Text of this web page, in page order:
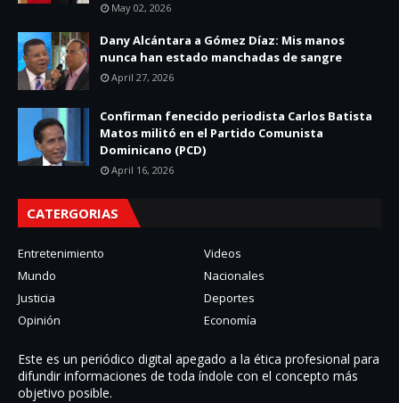
May 02, 2026
Dany Alcántara a Gómez Díaz: Mis manos
nunca han estado manchadas de sangre
April 27, 2026
Confirman fenecido periodista Carlos Batista
Matos militó en el Partido Comunista
Dominicano (PCD)
April 16, 2026
CATERGORIAS
Entretenimiento
Videos
Mundo
Nacionales
Justicia
Deportes
Opinión
Economía
Este es un periódico digital apegado a la ética profesional para
difundir informaciones de toda í­ndole con el concepto más
objetivo posible.